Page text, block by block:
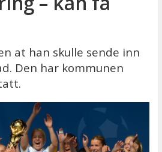
at han skulle sende inn
Den har kommunen